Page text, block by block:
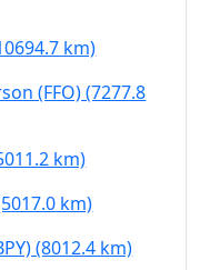
km)
(FFO) (7277.8
km)
km)
(8012.4 km)